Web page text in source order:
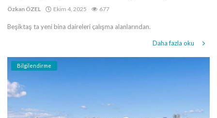
Özkan ÖZEL Ekim 4, 2025 677
Beşiktaş ta yeni bina daireleri çalışma alanlarından.
Daha fazla oku
Bilgilendirme